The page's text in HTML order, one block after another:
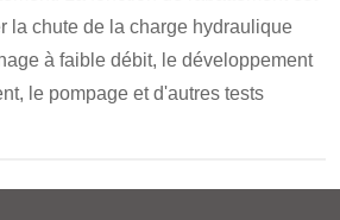
la chute de la charge hydraulique
à faible débit, le développement
le pompage et d'autres tests